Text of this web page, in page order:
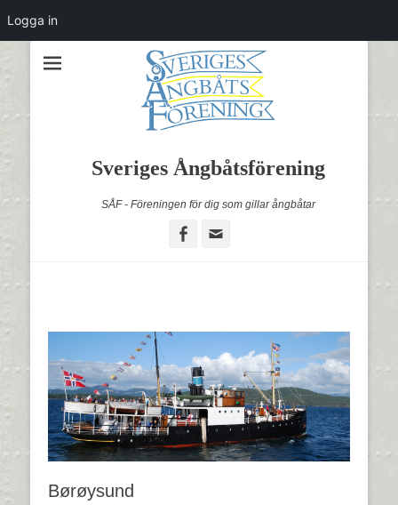
Sveriges Ångbåtsförening
SÅF - Föreningen för dig som gillar ångbåtar
Facebook
Børøysund
Logga in